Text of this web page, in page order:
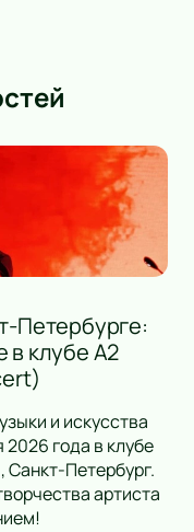
Петербурге:
в клубе А2
и искусства
года в клубе
Санкт-Петербург.
артиста